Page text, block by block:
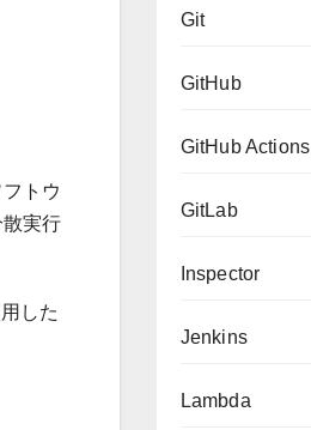
トウ
実行
した
Git
GitHub
GitHub Actions
GitLab
Inspector
Jenkins
Lambda